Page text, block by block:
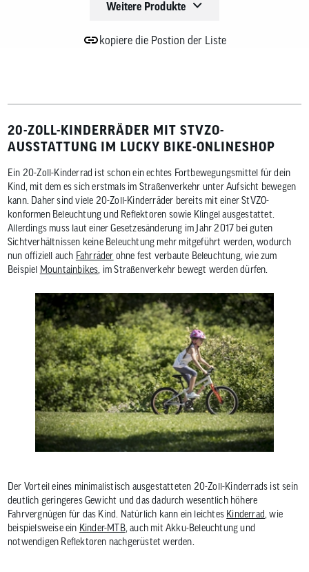
Weitere Produkte
kopiere die Postion der Liste
20-ZOLL-KINDERRÄDER MIT STVZO-
AUSSTATTUNG IM LUCKY BIKE-ONLINESHOP
Ein 20-Zoll-Kinderrad ist schon ein echtes Fortbewegungsmittel für dein
Kind, mit dem es sich erstmals im Straßenverkehr unter Aufsicht bewegen
kann. Daher sind viele 20-Zoll-Kinderräder bereits mit einer StVZO-
konformen Beleuchtung und Reflektoren sowie Klingel ausgestattet.
Allerdings muss laut einer Gesetzesänderung im Jahr 2017 bei guten
Sichtverhältnissen keine Beleuchtung mehr mitgeführt werden, wodurch
nun offiziell auch Fahrräder ohne fest verbaute Beleuchtung, wie zum
Beispiel Mountainbikes , im Straßenverkehr bewegt werden dürfen.
Der Vorteil eines minimalistisch ausgestatteten 20-Zoll-Kinderrads ist sein
deutlich geringeres Gewicht und das dadurch wesentlich höhere
Fahrvergnügen für das Kind. Natürlich kann ein leichtes Kinderrad, wie
beispielsweise ein Kinder-MTB, auch mit Akku-Beleuchtung und
notwendigen Reflektoren nachgerüstet werden.